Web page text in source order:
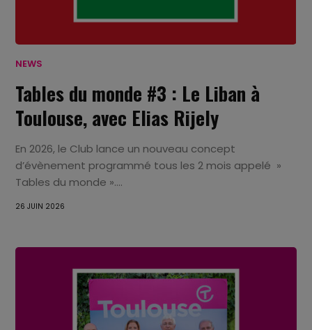
NEWS
Tables du monde #3 : Le Liban à
Toulouse, avec Elias Rijely
En 2026, le Club lance un nouveau concept
d’évènement programmé tous les 2 mois appelé »
Tables du monde »....
26 JUIN 2026